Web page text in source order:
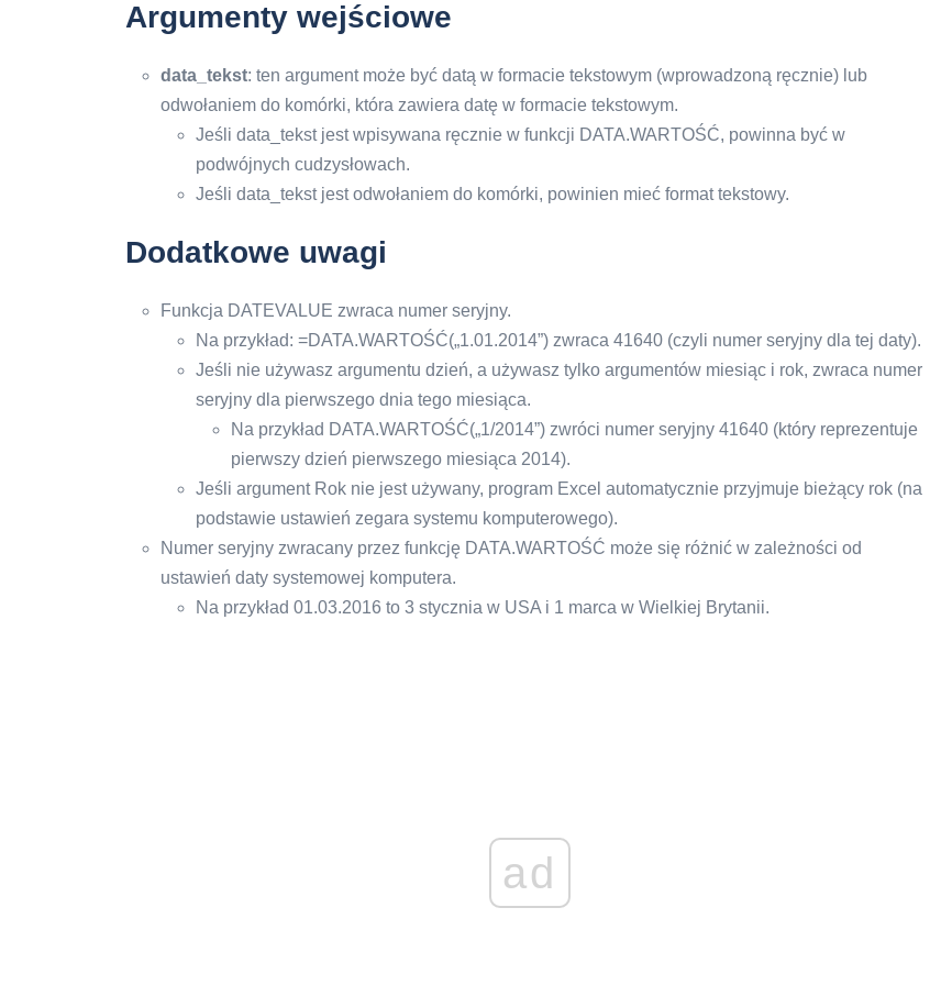
Argumenty wejściowe
data_tekst: ten argument może być datą w formacie tekstowym (wprowadzoną ręcznie) lub
odwołaniem do komórki, która zawiera datę w formacie tekstowym.
Jeśli data_tekst jest wpisywana ręcznie w funkcji DATA.WARTOŚĆ, powinna być w
podwójnych cudzysłowach.
Jeśli data_tekst jest odwołaniem do komórki, powinien mieć format tekstowy.
Dodatkowe uwagi
Funkcja DATEVALUE zwraca numer seryjny.
Na przykład: =DATA.WARTOŚĆ(„1.01.2014”) zwraca 41640 (czyli numer seryjny dla tej daty).
Jeśli nie używasz argumentu dzień, a używasz tylko argumentów miesiąc i rok, zwraca numer
seryjny dla pierwszego dnia tego miesiąca.
Na przykład DATA.WARTOŚĆ(„1/2014”) zwróci numer seryjny 41640 (który reprezentuje
pierwszy dzień pierwszego miesiąca 2014).
Jeśli argument Rok nie jest używany, program Excel automatycznie przyjmuje bieżący rok (na
podstawie ustawień zegara systemu komputerowego).
Numer seryjny zwracany przez funkcję DATA.WARTOŚĆ może się różnić w zależności od
ustawień daty systemowej komputera.
Na przykład 01.03.2016 to 3 stycznia w USA i 1 marca w Wielkiej Brytanii.
ad